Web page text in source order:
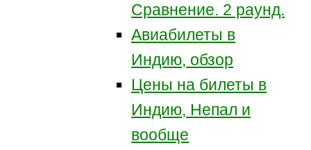
Сравнение. 2 раунд.
Авиабилеты в
Индию, обзор
Цены на билеты в
Индию, Непал и
вообще